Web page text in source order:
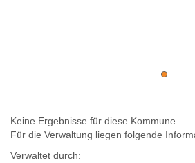
Keine Ergebnisse für diese Kommune.
Für die Verwaltung liegen folgende
Verwaltet durch: